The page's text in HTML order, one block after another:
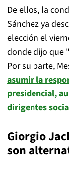
De ellos, la
Sánchez ya
elección el
donde dijo que
Por su parte,
asumir la
presidencial,
dirigentes
Giorgio
son